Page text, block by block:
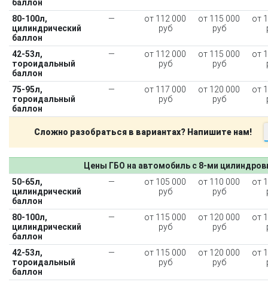
баллон
80-100л,
цилиндрический
баллон
—
от 112 000
руб
от 115 000
руб
от
42-53л,
тороидальный
баллон
—
от 112 000
руб
от 115 000
руб
от
75-95л,
тороидальный
баллон
—
от 117 000
руб
от 120 000
руб
от
Сложно разобраться в вариантах? Напишите нам!
Цены ГБО на автомобиль с 8-ми
50-65л,
цилиндрический
баллон
—
от 105 000
руб
от 110 000
руб
от
80-100л,
цилиндрический
баллон
—
от 115 000
руб
от 120 000
руб
от
42-53л,
тороидальный
баллон
—
от 115 000
руб
от 120 000
руб
от